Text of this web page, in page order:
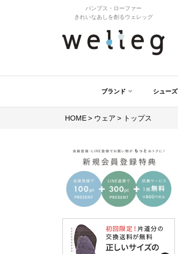
パンプス・ローファー
きれいなあしを創るウェレッグ
ブランド シューズ
HOME ウェア トップス